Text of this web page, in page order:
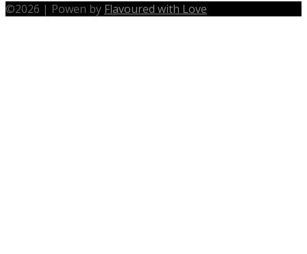
©2026 | Powen by Flavoured with Love